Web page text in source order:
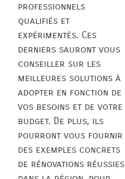
professionnels
qualifiés et
expérimentés. Ces
derniers sauront vous
conseiller sur les
meilleures solutions à
adopter en fonction de
vos besoins et de votre
budget. De plus, ils
pourront vous fournir
des exemples concrets
de rénovations réussies